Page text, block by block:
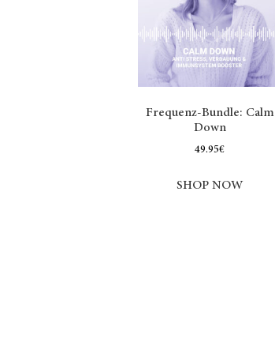
Frequenz-Bundle: Calm
Down
49.95€
SHOP NOW